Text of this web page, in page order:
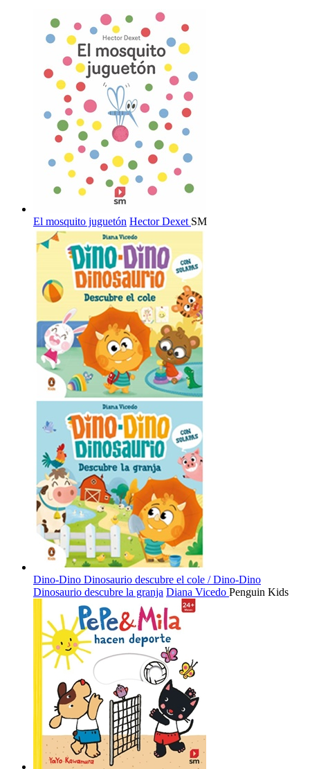
El mosquito juguetón Hector Dexet SM
Dino-Dino Dinosaurio descubre el cole / Dino-Dino
Dinosaurio descubre la granja Diana Vicedo Penguin Kids